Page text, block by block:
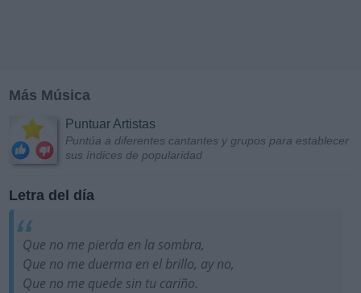
Más Música
Puntuar Artistas
Puntúa a diferentes cantantes y grupos para establecer
sus índices de popularidad
Letra del día
Que no me pierda en la sombra,
Que no me duerma en el brillo, ay no,
Que no me quede sin tu cariño.